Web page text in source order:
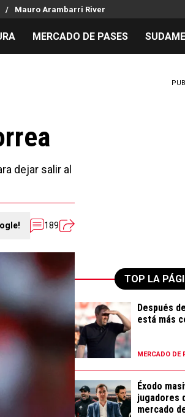
Mauro Arambarri River
Pronósticos
Apuestas Mundial 2026
MERCADO DE PASES
dejar salir al
189
TOP LA
Después
está más
MERCADO DE
Éxodo
jugadores
mercado